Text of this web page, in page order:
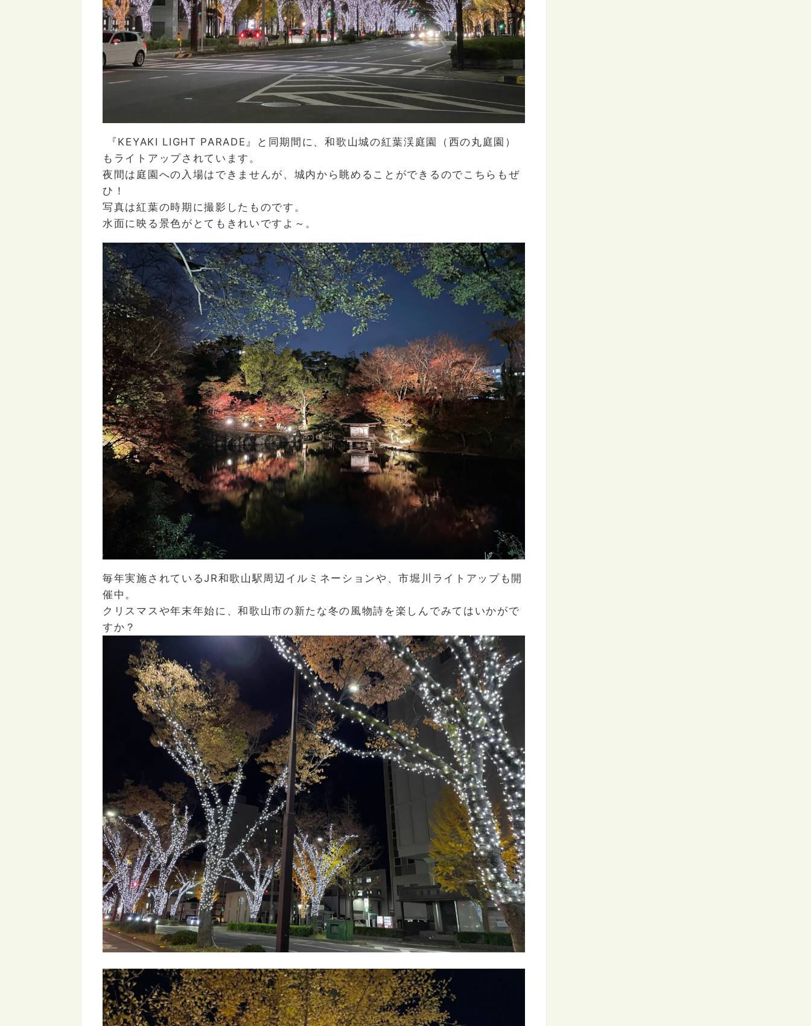
『 KEYAKI LIGHT PARADE 』と同期間に、和歌山城の紅葉渓庭園（西の丸庭園）
もライトアップされています。
夜間は庭園への入場はできませんが、城内から眺めることができるのでこちらもぜ
ひ！
写真は紅葉の時期に撮影したものです。
水面に映る景色がとてもきれいですよ～。
毎年実施されているJR和歌山駅周辺イルミネーションや、市堀川ライトアップも開
催中。
クリスマスや年末年始に、和歌山市の新たな冬の風物詩を楽しんでみてはいかがで
すか？